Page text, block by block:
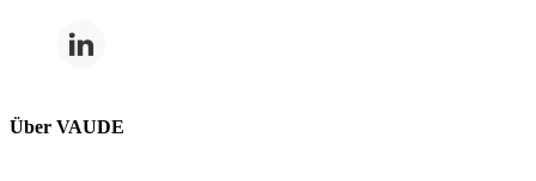
Über VAUDE